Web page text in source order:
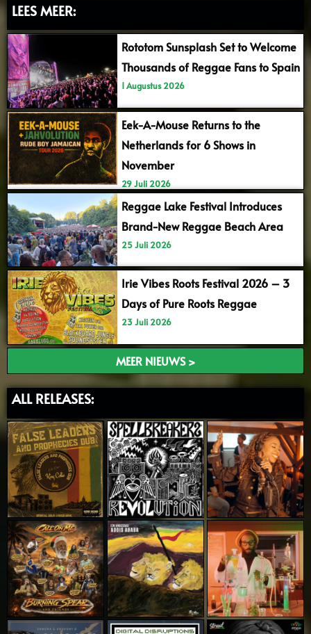
LEES MEER:
Rototom Sunsplash Set to Welcome
Thousands of Reggae Fans to Spain
1 Augustus 2026
Eek-A-Mouse Returns to the
Netherlands for 6 Shows in
November
29 Juli 2026
Reggae Lake Festival Introduces
Brand-New Reggae Beach Area
25 Juli 2026
Irie Vibes Roots Festival 2026 – 3
Days of Pure Roots Reggae
23 Juli 2026
MEER NIEUWS >
ALL RELEASES: